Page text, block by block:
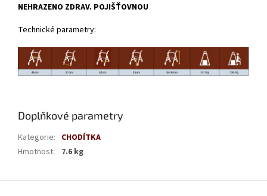
NEHRAZENO ZDRAV. POJIŠŤOVNOU
Technické parametry:
Doplňkové parametry
Kategorie: CHODÍTKA
Hmotnost: 7.6 kg